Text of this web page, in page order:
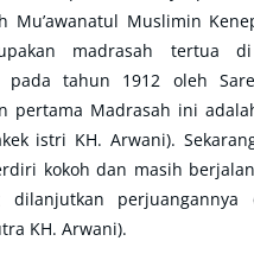
Mu’awanatul Muslimin
madrasah tertua
pada tahun 1912 oleh
pertama Madrasah ini
istri KH. Arwani).
kokoh dan masih
dilanjutkan
KH. Arwani).